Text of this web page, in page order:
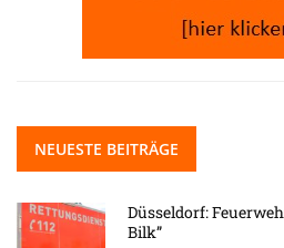
NEUESTE BEITRÄGE
Düsseldorf:
Bilk”